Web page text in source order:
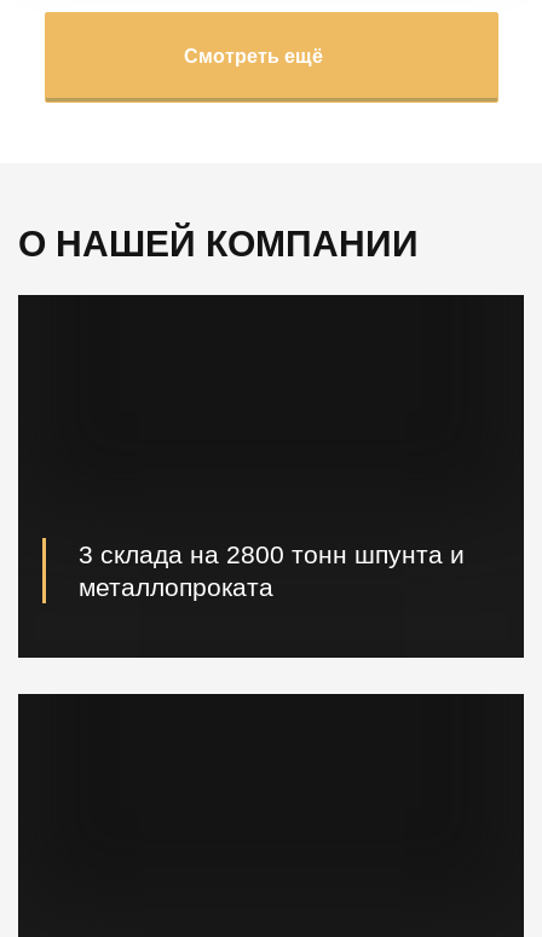
Смотреть ещё
О НАШЕЙ КОМПАНИИ
3 склада на 2800 тонн шпунта и
металлопроката